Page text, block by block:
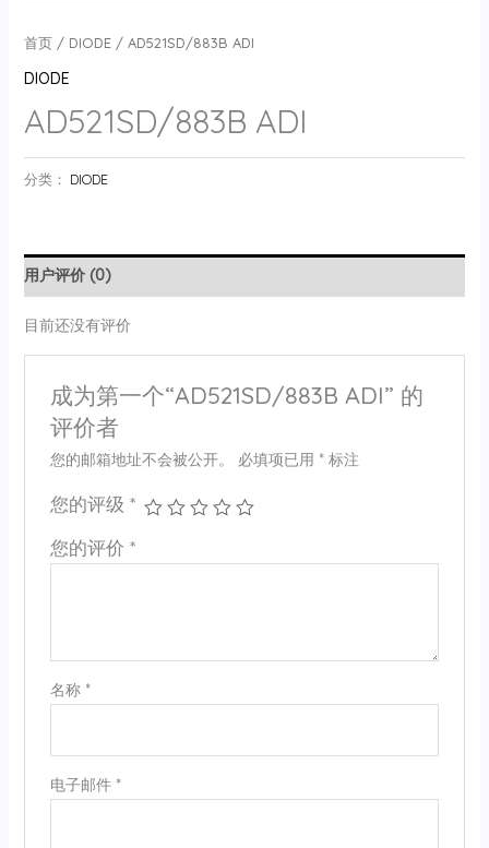
首页/ DIODE/ AD521SD/883B ADI
DIODE
AD521SD/883B ADI
分类： DIODE
用户评价 (0)
目前还没有评价
成为第一个“AD521SD/883B ADI” 的
评价者
您的邮箱地址不会被公开。 必填项已用 *标注
您的评级 *
您的评价 *
名称 *
电子邮件 *